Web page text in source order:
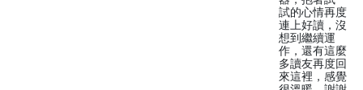
試的心情再度
連上好讀，沒
想到繼續運
作，還有這麼
多讀友再度回
來這裡，感覺